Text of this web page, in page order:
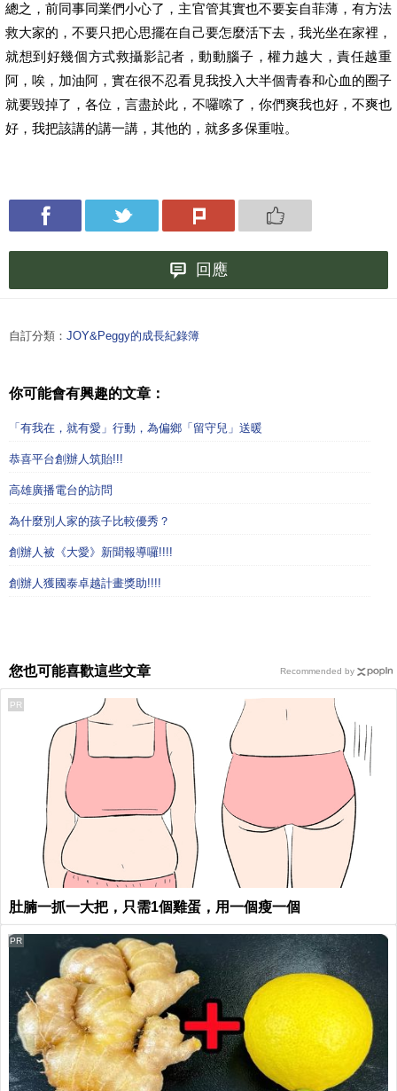
總之，前同事同業們小心了，主官管其實也不要妄自菲薄，有方法
救大家的，不要只把心思擺在自己要怎麼活下去，我光坐在家裡，
就想到好幾個方式救攝影記者，動動腦子，權力越大，責任越重
阿，唉，加油阿，實在很不忍看見我投入大半個青春和心血的圈子
就要毀掉了，各位，言盡於此，不囉嗦了，你們爽我也好，不爽也
好，我把該講的講一講，其他的，就多多保重啦。
回應
自訂分類： JOY&Peggy的成長紀錄簿
你可能會有興趣的文章：
「有我在，就有愛」行動，為偏鄉「留守兒」送暖
恭喜平台創辦人筑貽!!!
高雄廣播電台的訪問
為什麼別人家的孩子比較優秀？
創辦人被《大愛》新聞報導囉!!!!
創辦人獲國泰卓越計畫獎助!!!!
您也可能喜歡這些文章
肚腩一抓一大把，只需1個雞蛋，用一個瘦一個
PR
PR
Recommended by